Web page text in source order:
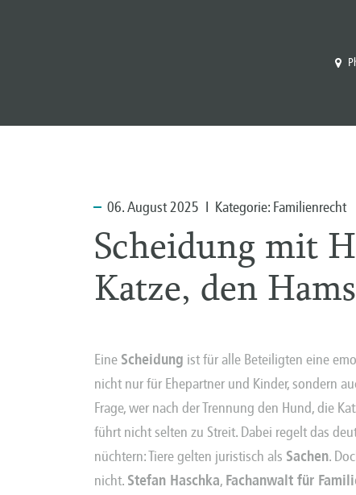
06.August 2025 I Kategorie: Familienrecht
Scheidung mit
Katze, den
Eine Scheidung ist für alle Beteiligten eine
nicht nur für Ehepartner und Kinder, sondern
Frage, wer nach der Trennung den Hund, die
führt nicht selten zu Streit. Dabei regelt das
nüchtern: Tiere gelten juristisch als Sachen.
nicht. Stefan Haschka, Fachanwalt für